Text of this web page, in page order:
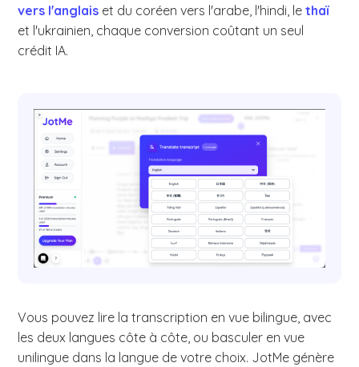
vers l'anglais et du coréen vers l'arabe, l'hindi, lethaï
et l'ukrainien, chaque conversion coûtant un seul
crédit IA.
Vous pouvez lire la transcription en vue bilingue, avec
les deux langues côte à côte, ou basculer en vue
unilingue dans la langue de votre choix. JotMe génère